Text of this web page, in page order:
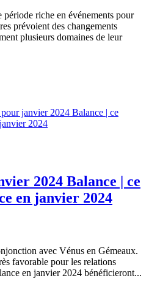
riche en événements pour
prévoient des changements
plusieurs domaines de leur
2024 Balance | ce
en janvier 2024
avec Vénus en Gémeaux.
favorable pour les relations
en janvier 2024 bénéficieront...